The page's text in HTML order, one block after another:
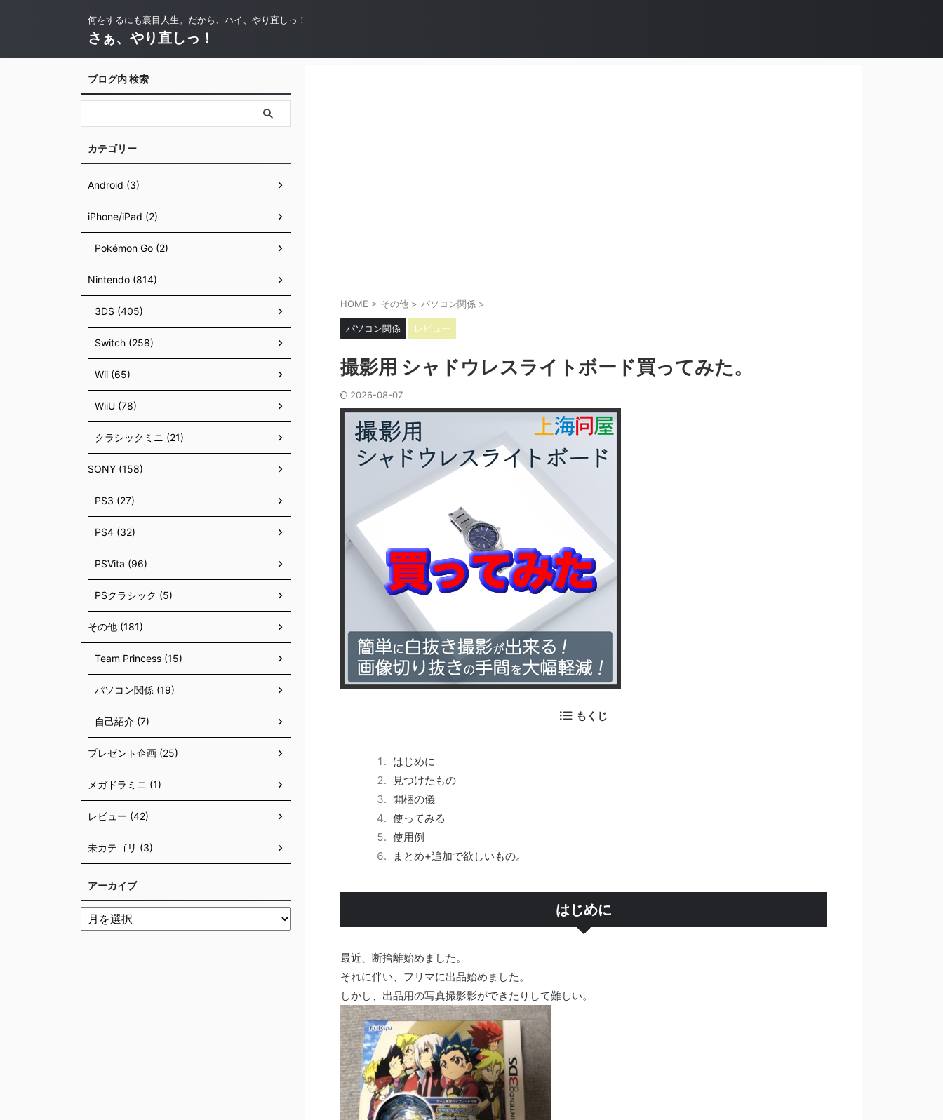
何をするにも裏目人生。だから、ハイ、やり直しっ！
さぁ、やり直しっ！
HOME > その他 > パソコン関係 >
パソコン関係 レビュー
撮影用 シャドウレスライトボード買ってみた。
2026-08-07
もくじ
はじめに
見つけたもの
開梱の儀
使ってみる
使用例
まとめ+追加で欲しいもの。
はじめに
最近、断捨離始めました。
それに伴い、フリマに出品始めました。
しかし、出品用の写真撮影影ができたりして難しい。
ブログ内 検索
カテゴリー
Android (3)
iPhone/iPad (2)
Pokémon Go (2)
Nintendo (814)
3DS (405)
Switch (258)
Wii (65)
WiiU (78)
クラシックミニ (21)
SONY (158)
PS3 (27)
PS4 (32)
PSVita (96)
PSクラシック (5)
その他 (181)
Team Princess (15)
パソコン関係 (19)
自己紹介 (7)
プレゼント企画 (25)
メガドラミニ (1)
レビュー (42)
未カテゴリ (3)
アーカイブ